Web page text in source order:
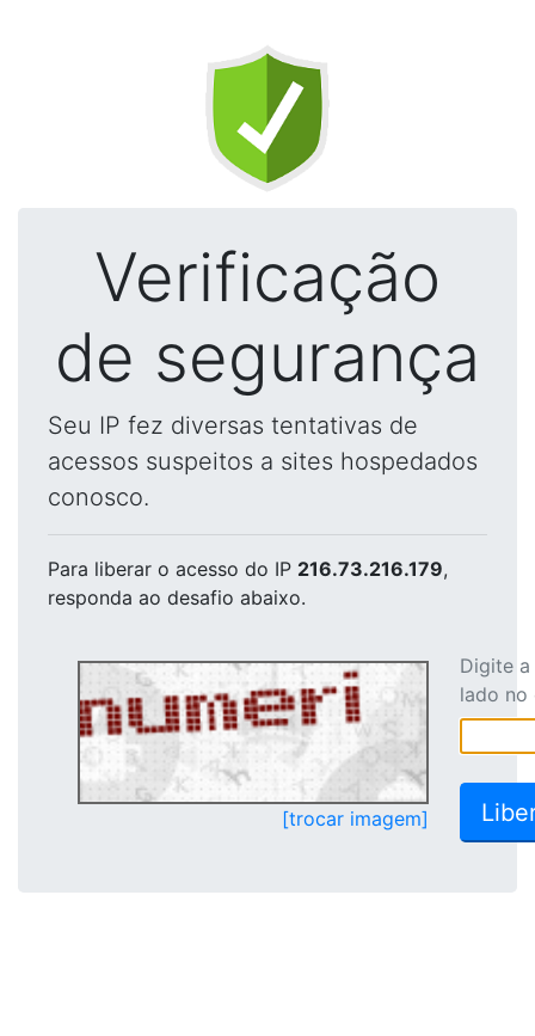
Verificação
de segurança
Seu IP fez diversas tentativas de
acessos suspeitos a sites hospedados
conosco.
Para liberar o acesso do IP 216.73.216.179,
responda ao desafio abaixo.
[trocar imagem]
Digite
lado no